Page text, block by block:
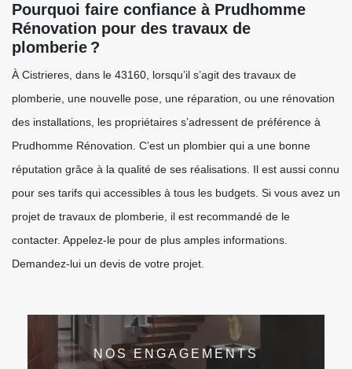
Pourquoi faire confiance à Prudhomme
Rénovation pour des travaux de
plomberie ?
À Cistrieres, dans le 43160, lorsqu’il s’agit des travaux de
plomberie, une nouvelle pose, une réparation, ou une rénovation
des installations, les propriétaires s’adressent de préférence à
Prudhomme Rénovation. C’est un plombier qui a une bonne
réputation grâce à la qualité de ses réalisations. Il est aussi connu
pour ses tarifs qui accessibles à tous les budgets. Si vous avez un
projet de travaux de plomberie, il est recommandé de le
contacter. Appelez-le pour de plus amples informations.
Demandez-lui un devis de votre projet.
NOS ENGAGEMENTS